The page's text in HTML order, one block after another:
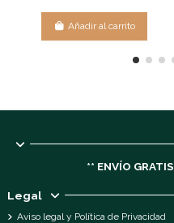
Añadir al carrito
** ENVÍO
Legal
Aviso legal y Política de Privacidad